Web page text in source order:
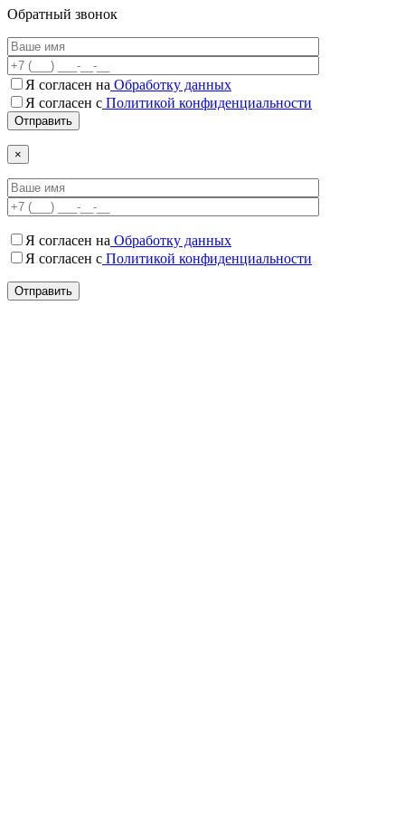
Обратный звонок
Я согласен на Обработку данных
Я согласен c Политикой конфиденциальности
×
Я согласен на Обработку данных
Я согласен c Политикой конфиденциальности